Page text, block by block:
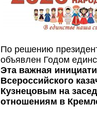
По решению
объявлен Годом
Эта важная
Всероссийского
Кузнецовым на
отношениям в